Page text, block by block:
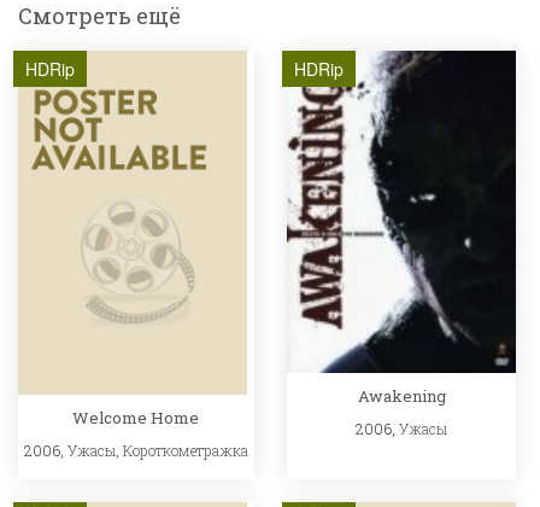
Смотреть ещё
HDRip
Welcome Home
2006, Ужасы Короткометражка
HDRip
Awakening
2006,Ужасы